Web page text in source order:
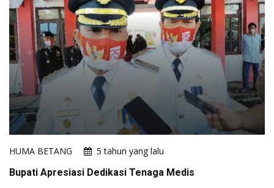
HUMA BETANG
5 tahun yang lalu
Bupati Apresiasi Dedikasi Tenaga Medis